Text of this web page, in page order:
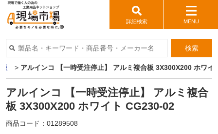
詳細検索 MENU
検索
> アルインコ 【一時受注停止】 アルミ複合板 3X300X200 ホワイ
アルインコ 【一時受注停止】 アルミ複合
板 3X300X200 ホワイト CG230-02
商品コード： 01289508